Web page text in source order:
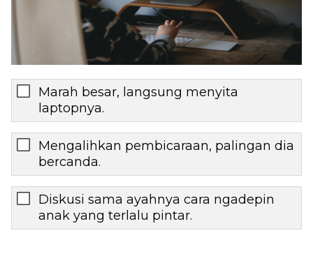
Marah besar, langsung menyita
laptopnya.
Mengalihkan pembicaraan, palingan dia
bercanda.
Diskusi sama ayahnya cara ngadepin
anak yang terlalu pintar.